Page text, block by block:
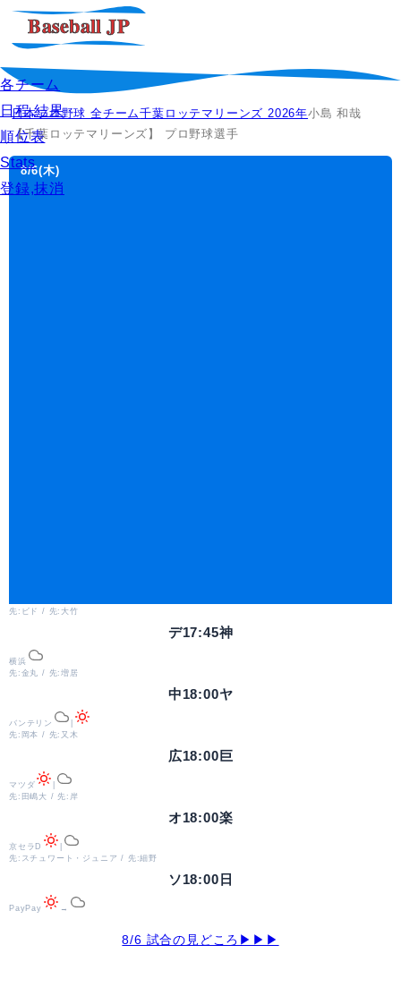
各チーム
日程,結果
順位表
Stats
登録,抹消
日本プロ野球 全チーム千葉ロッテマリーンズ 2026年小島 和哉
【千葉ロッテマリーンズ】 プロ野球選手
8/6(木)
先:ビド / 先:大竹
デ17:45神
横浜
先:金丸 / 先:増居
中18:00ヤ
バンテリン
先:岡本 / 先:又木
広18:00 巨
マツダ
先:田嶋大 / 先:岸
オ18:00楽
京セラD
先:スチュワート・ジュニア / 先:細野
ソ18:00 日
PayPay →
8/6 試合の見どころ▶▶▶